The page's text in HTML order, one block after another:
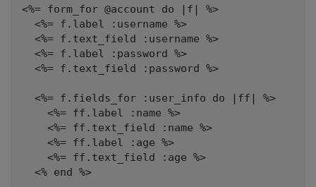
<%= form_for @account do |f| %>
  <%= f.label :username %>
  <%= f.text_field :username %>
  <%= f.label :password %>
  <%= f.text_field :password %>
  <%= f.fields_for :user_info do |ff| %>
    <%= ff.label :name %>
    <%= ff.text_field :name %>
    <%= ff.label :age %>
    <%= ff.text_field :age %>
  <% end %>